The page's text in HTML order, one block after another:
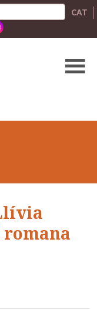
CAT
romana